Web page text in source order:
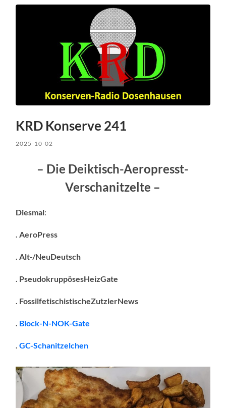
KRD Konserve 241
2025-10-02
– Die Deiktisch-Aeropresst-
Verschanitzelte –
Diesmal:
. AeroPress
. Alt-/NeuDeutsch
. PseudokruppösesHeizGate
. FossilfetischistischeZutzlerNews
. Block-N-NOK-Gate
.GC-Schanitzelchen